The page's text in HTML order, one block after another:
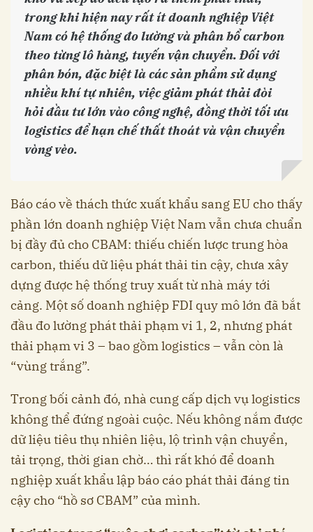
trong khi hiện nay rất ít doanh nghiệp Việt
Nam có hệ thống đo lường và phân bổ carbon
theo từng lô hàng, tuyến vận chuyển. Đối với
phân bón, đặc biệt là các sản phẩm sử dụng
nhiều khí tự nhiên, việc giảm phát thải đòi
hỏi đầu tư lớn vào công nghệ, đồng thời tối ưu
logistics để hạn chế thất thoát và vận chuyển
vòng vèo.
Báo cáo về thách thức xuất khẩu sang EU cho thấy
phần lớn doanh nghiệp Việt Nam vẫn chưa chuẩn
bị đầy đủ cho CBAM: thiếu chiến lược trung hòa
carbon, thiếu dữ liệu phát thải tin cậy, chưa xây
dựng được hệ thống truy xuất từ nhà máy tới
cảng. Một số doanh nghiệp FDI quy mô lớn đã bắt
đầu đo lường phát thải phạm vi 1, 2, nhưng phát
thải phạm vi 3 – bao gồm logistics – vẫn còn là
“vùng trắng”.
Trong bối cảnh đó, nhà cung cấp dịch vụ logistics
không thể đứng ngoài cuộc. Nếu không nắm được
dữ liệu tiêu thụ nhiên liệu, lộ trình vận chuyển,
tải trọng, thời gian chờ… thì rất khó để doanh
nghiệp xuất khẩu lập báo cáo phát thải đáng tin
cậy cho “hồ sơ CBAM” của mình.